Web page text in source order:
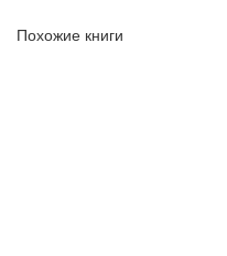
Похожие книги